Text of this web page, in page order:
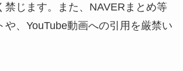
禁じます。また、NAVERまとめ等
や、YouTube動画への引用を厳禁い